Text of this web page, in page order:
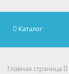
Каталог
Главная страница